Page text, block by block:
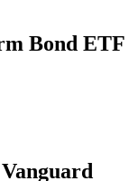
Bond ETF